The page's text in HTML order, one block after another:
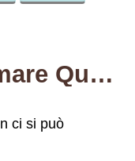
Ci Si Deve Pur Amare Quando Non Ci Si Può Sfuggire.
ci si può